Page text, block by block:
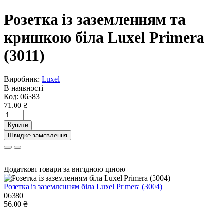
Розетка із заземленням та
кришкою біла Luxel Primera
(3011)
Виробник: Luxel
В наявності
Код: 06383
71.00 ₴
Купити
Швидке замовлення
Додаткові товари за вигідною ціною
Розетка із заземленням біла Luxel Primera (3004)
06380
56.00 ₴